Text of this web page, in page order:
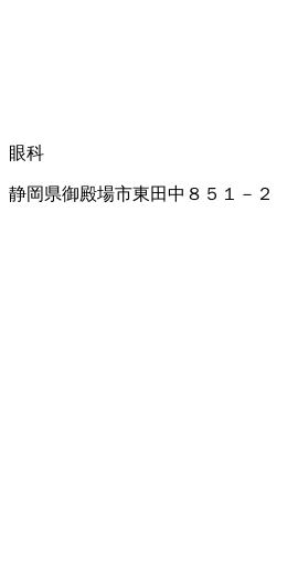
眼科
静岡県御殿場市東田中８５１－２